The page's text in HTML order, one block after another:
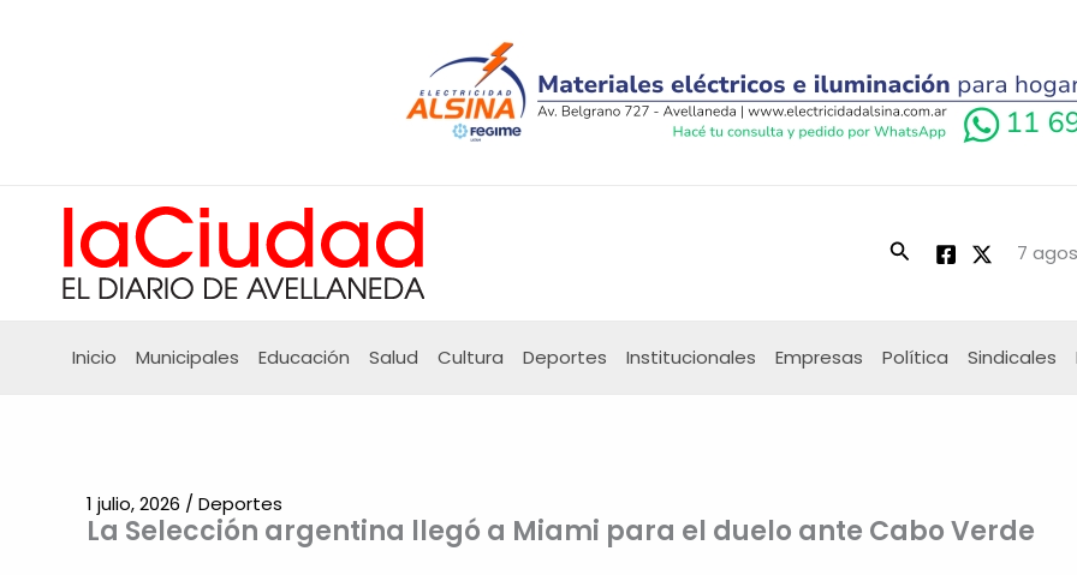
Buscar 7
Inicio Municipales Educación Salud Cultura Deportes Institucionales Empresas Política Sindicales
La Selección argentina llegó a Miami para el duelo ante Cabo Verde
1 julio, 2026 / Deportes